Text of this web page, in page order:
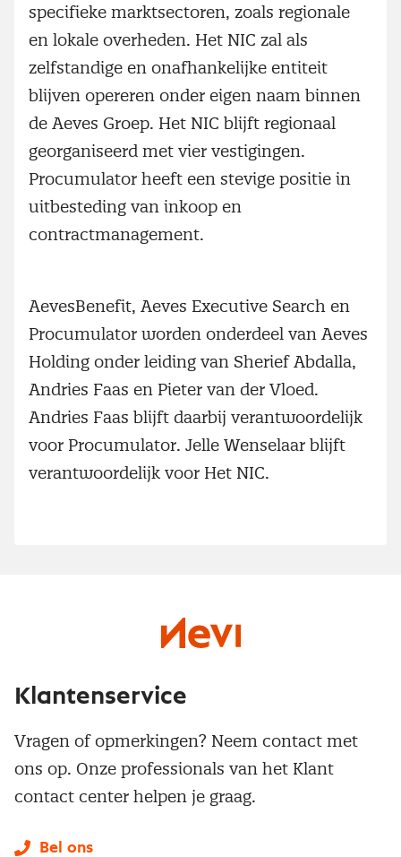
specifieke marktsectoren, zoals regionale
en lokale overheden. Het NIC zal als
zelfstandige en onafhankelijke entiteit
blijven opereren onder eigen naam binnen
de Aeves Groep. Het NIC blijft regionaal
georganiseerd met vier vestigingen.
Procumulator heeft een stevige positie in
uitbesteding van inkoop en
contractmanagement.
AevesBenefit, Aeves Executive Search en
Procumulator worden onderdeel van Aeves
Holding onder leiding van Sherief Abdalla,
Andries Faas en Pieter van der Vloed.
Andries Faas blijft daarbij verantwoordelijk
voor Procumulator. Jelle Wenselaar blijft
verantwoordelijk voor Het NIC.
Klantenservice
Vragen of opmerkingen? Neem contact met
ons op. Onze professionals van het Klant
contact center helpen je graag.
Bel ons